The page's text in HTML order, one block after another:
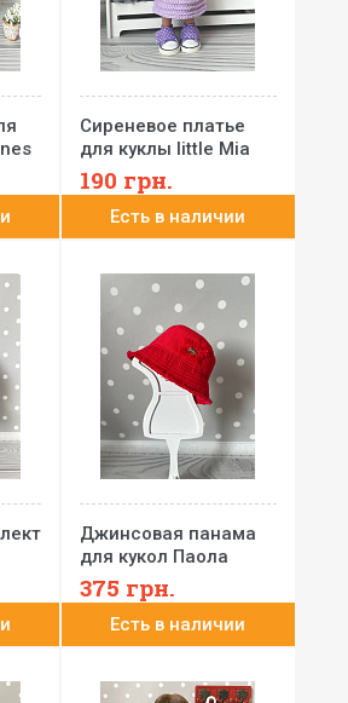
Сиреневое платье
для куклы little Mia
Nines d'Onil 23 см
190 грн.
Есть в наличии
Джинсовая панама
для кукол Паола
Рейна 32 см
375 грн.
Есть в наличии